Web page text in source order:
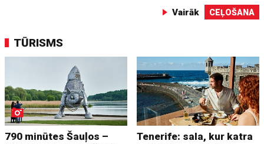
Vairāk CEĻOŠANA
TŪRISMS
790 minūtes Šauļos –
Tenerife: sala, kur katra